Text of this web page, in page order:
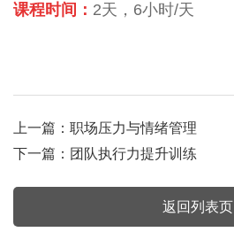
课程时间： 2天， 6小时/天
上一篇： 职场压力与情绪管理
下一篇： 团队执行力提升训练
返回列表页